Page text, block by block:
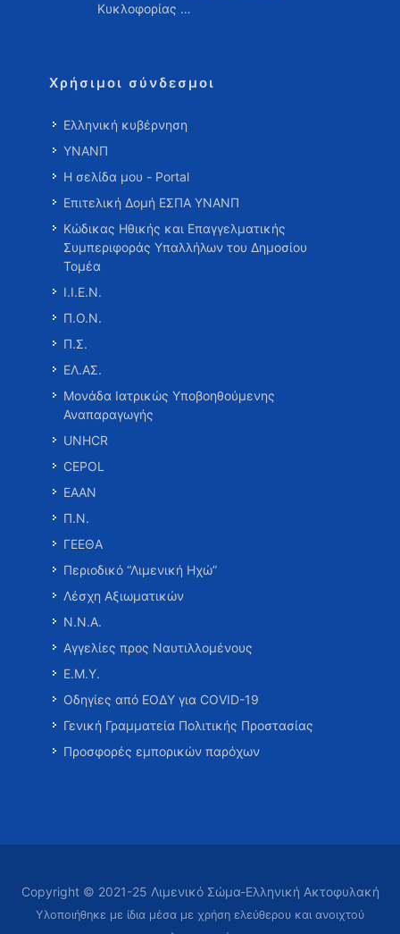
Κυκλοφορίας …
Χρήσιμοι σύνδεσμοι
Ελληνική κυβέρνηση
ΥΝΑΝΠ
Η σελίδα μου - Portal
Επιτελική Δομή ΕΣΠΑ ΥΝΑΝΠ
Κώδικας Ηθικής και Επαγγελματικής
Συμπεριφοράς Υπαλλήλων του Δημοσίου
Τομέα
Ι.Ι.Ε.Ν.
Π.Ο.Ν.
Π.Σ.
ΕΛ.ΑΣ.
Μονάδα Ιατρικώς Υποβοηθούμενης
Αναπαραγωγής
UNHCR
CEPOL
ΕΑΑΝ
Π.Ν.
ΓΕΕΘΑ
Περιοδικό “Λιμενική Ηχώ”
Λέσχη Αξιωματικών
Ν.Ν.Α.
Αγγελίες προς Ναυτιλλομένους
Ε.Μ.Υ.
Οδηγίες από ΕΟΔΥ για COVID-19
Γενική Γραμματεία Πολιτικής Προστασίας
Προσφορές εμπορικών παρόχων
Copyright © 2021-25 Λιμενικό Σώμα-Ελληνική Ακτοφυλακή
Υλοποιήθηκε με ίδια μέσα με χρήση ελεύθερου και ανοιχτού